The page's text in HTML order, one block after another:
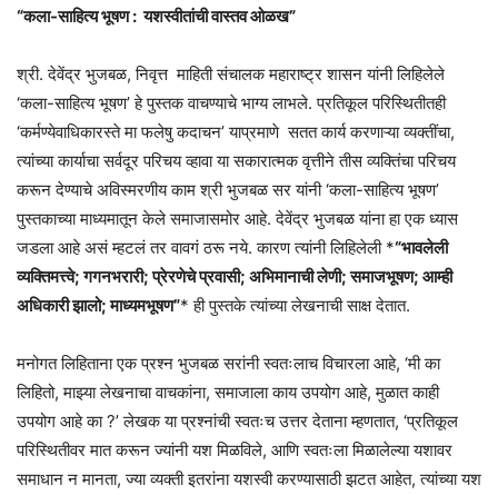
“कला-साहित्य भूषण : यशस्वीतांची वास्तव ओळख”
श्री. देवेंद्र भुजबळ, निवृत्त माहिती संचालक महाराष्ट्र शासन यांनी लिहिलेले
‘कला-साहित्य भूषण’ हे पुस्तक वाचण्याचे भाग्य लाभले.‌ प्रतिकूल परिस्थितीतही
‘कर्मण्येवाधिकारस्ते मा फलेषु कदाचन’ याप्रमाणे सतत कार्य करणाऱ्या व्यक्तींचा,
त्यांच्या कार्याचा सर्वदूर परिचय व्हावा या सकारात्मक वृत्तीने तीस व्यक्तिंचा परिचय
करून देण्याचे अविस्मरणीय काम श्री भुजबळ सर यांनी ‘कला-साहित्य भूषण’
पुस्तकाच्या माध्यमातून केले समाजासमोर आहे. देवेंद्र भुजबळ यांना हा एक ध्यास
जडला आहे असं म्हटलं तर वावगं ठरू नये. कारण त्यांनी लिहिलेली *“भावलेली
व्यक्तिमत्त्वे; गगनभरारी; प्रेरणेचे प्रवासी; अभिमानाची लेणी; समाजभूषण; आम्ही
अधिकारी झालो; माध्यमभूषण”* ही पुस्तके त्यांच्या लेखनाची साक्ष देतात.
मनोगत लिहिताना एक प्रश्न भुजबळ सरांनी स्वतःलाच विचारला आहे, ‘मी का
लिहितो, माझ्या लेखनाचा वाचकांना, समाजाला काय उपयोग आहे, मुळात काही
उपयोग आहे का ?’ लेखक या प्रश्नांची स्वतःच उत्तर देताना म्हणतात, ‘प्रतिकूल
परिस्थितीवर मात करून ज्यांनी यश मिळविले,‌ आणि स्वतःला मिळालेल्या यशावर
समाधान न मानता, ज्या व्यक्ती इतरांना यशस्वी करण्यासाठी झटत आहेत, त्यांच्या यश